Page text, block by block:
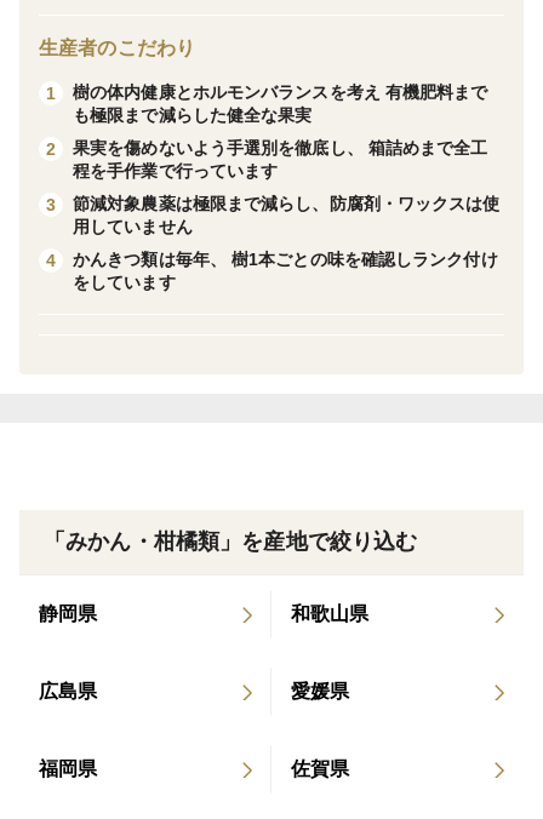
す。
時間のご指定をされる際は、ご了承の上ご指定くださ
＜数量限定品＞ 冬の子みかん、テマリヒメ
冬のみかんの中でも畑にできるひときわ愛らしい小さな
みかん！
なぞらえ「テマリヒメ」としました。
ださい。
行った後に収穫しています
ので、味にばらつきが少なく毎回安定して美味しいみか
生産者のこだわり
1
樹の体内健康とホルモンバランスを考え 有機肥料まで
も極限まで減らした健全な果実
2
果実を傷めないよう手選別を徹底し、 箱詰めまで全工
程を手作業で行っています
3
節減対象農薬は極限まで減らし、防腐剤・ワックスは使
用していません
4
かんきつ類は毎年、 樹1本ごとの味を確認しランク付け
をしています
「みかん・柑橘類」を産地で絞り込む
静岡県 和歌山県
広島県 愛媛県
福岡県 佐賀県